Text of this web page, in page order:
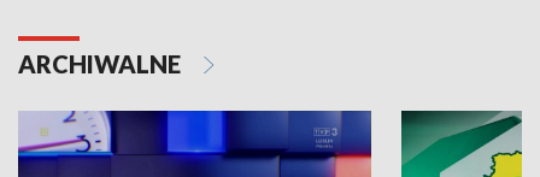
ARCHIWALNE